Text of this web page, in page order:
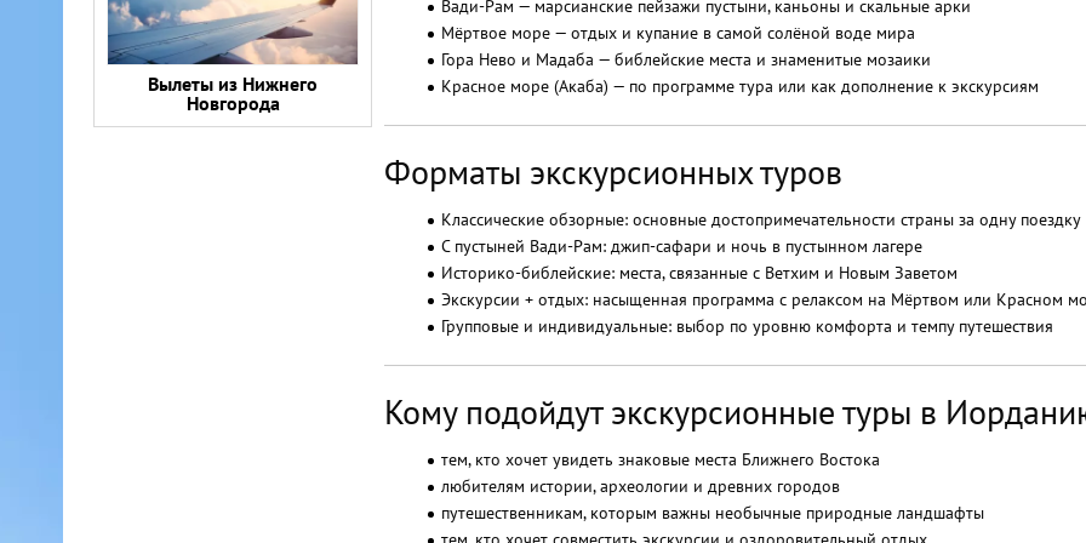
Вылеты из Нижнего
Новгорода
Вади-Рам — марсианские пейзажи пустыни, каньоны и скальные арки
Мёртвое море — отдых и купание в самой солёной воде мира
Гора Нево и Мадаба — библейские места и знаменитые мозаики
Красное море (Акаба) — по программе тура или как дополнение к экскурсиям
Форматы экскурсионных туров
Классические обзорные: основные достопримечательности страны за одну поездку
С пустыней Вади-Рам: джип-сафари и ночь в пустынном лагере
Историко-библейские: места, связанные с Ветхим и Новым Заветом
Экскурсии + отдых: насыщенная программа с релаксом на Мёртвом или Красном
Групповые и индивидуальные: выбор по уровню комфорта и темпу путешествия
Кому подойдут экскурсионные туры в
тем, кто хочет увидеть знаковые места Ближнего Востока
любителям истории, археологии и древних городов
путешественникам, которым важны необычные природные ландшафты